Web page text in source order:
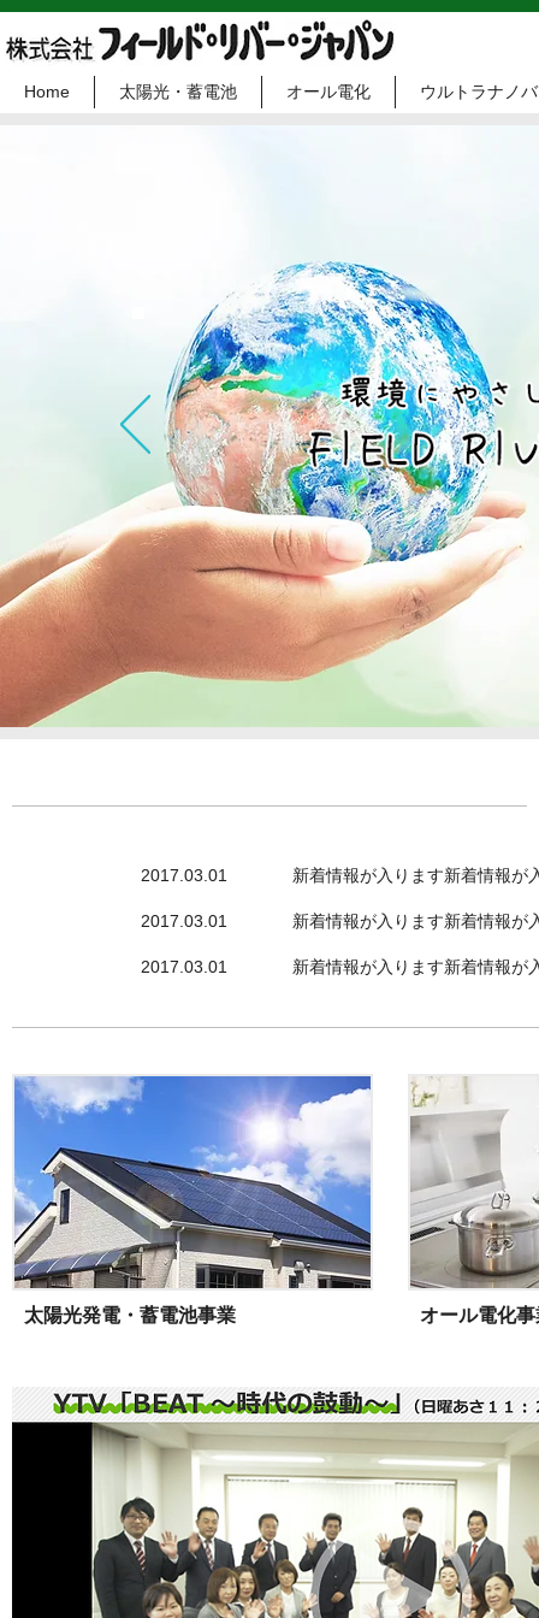
Home 太陽光・蓄電池 オール電化 ウルトラナノ
2017.03.01
2017.03.01
2017.03.01
新着情報が入ります新着情報が
新着情報が入ります新着情報が
新着情報が入ります新着情報が
太陽光発電・蓄電池事業 オール電化事